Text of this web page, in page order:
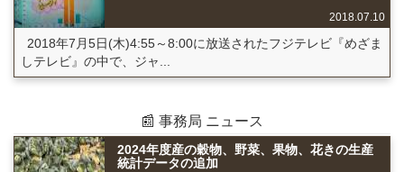
2018.07.10
2018年7月5日(木)4:55～8:00に放送されたフジテレビ『めざま
しテレビ』の中で、ジャ...
📰 事務局 ニュース
2024年度産の穀物、野菜、果物、花きの生産
統計データの追加